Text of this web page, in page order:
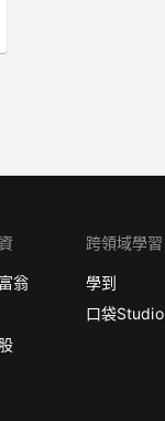
翁
跨領域學習
學到
口袋Studio